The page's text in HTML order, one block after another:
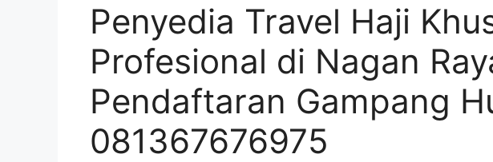
Penyedia Travel Haji
Profesional di Nagan
Pendaftaran Gampang
081367676975